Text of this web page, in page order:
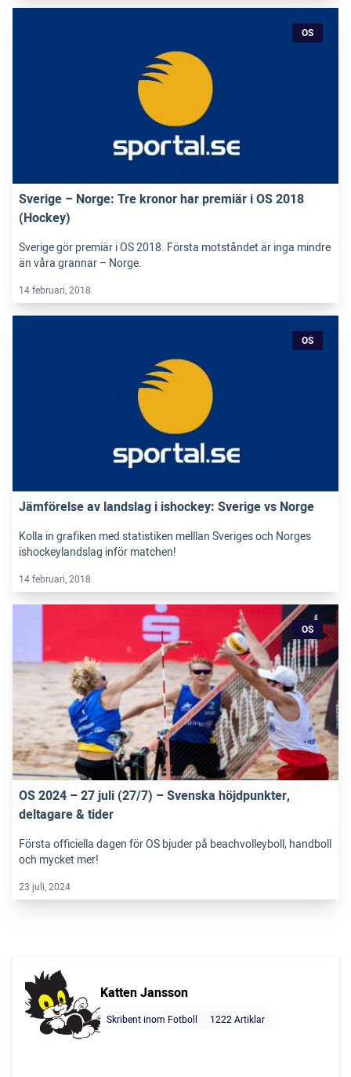
OS
Sverige – Norge: Tre kronor har premiär i OS 2018
(Hockey)
Sverige gör premiär i OS 2018. Första motståndet är inga mindre
än våra grannar – Norge.
14 februari, 2018
OS
Jämförelse av landslag i ishockey: Sverige vs Norge
Kolla in grafiken med statistiken melllan Sveriges och Norges
ishockeylandslag inför matchen!
14 februari, 2018
OS
OS 2024 – 27 juli (27/7) – Svenska höjdpunkter,
deltagare & tider
Första officiella dagen för OS bjuder på beachvolleyboll, handboll
och mycket mer!
23 juli, 2024
Katten Jansson
Skribent inom Fotboll 1222 Artiklar